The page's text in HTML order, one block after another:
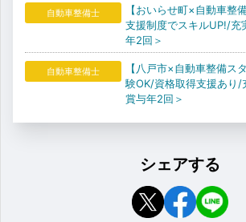
自動車整備士
【おいらせ町×自動車整
支援制度でスキルUP!/充
年2回＞
自動車整備士
【八戸市×自動車整備ス
験OK/資格取得支援あり/
賞与年2回＞
シェアする